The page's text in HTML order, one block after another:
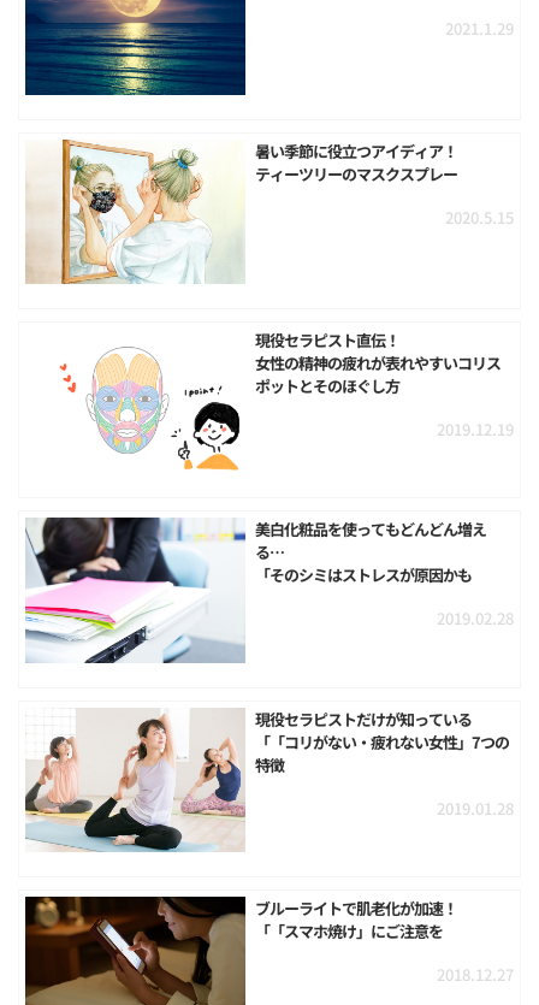
2021.1.29
暑い季節に役立つアイディア！
ティーツリーのマスクスプレー
2020.5.15
現役セラピスト直伝！
女性の精神の疲れが表れやすいコリス
ポットとそのほぐし方
2019.12.19
美白化粧品を使ってもどんどん増え
る…
「そのシミはストレスが原因かも
2019.02.28
現役セラピストだけが知っている
「「コリがない・疲れない女性」7つの
特徴
2019.01.28
ブルーライトで肌老化が加速！
「「スマホ焼け」にご注意を
2018.12.27